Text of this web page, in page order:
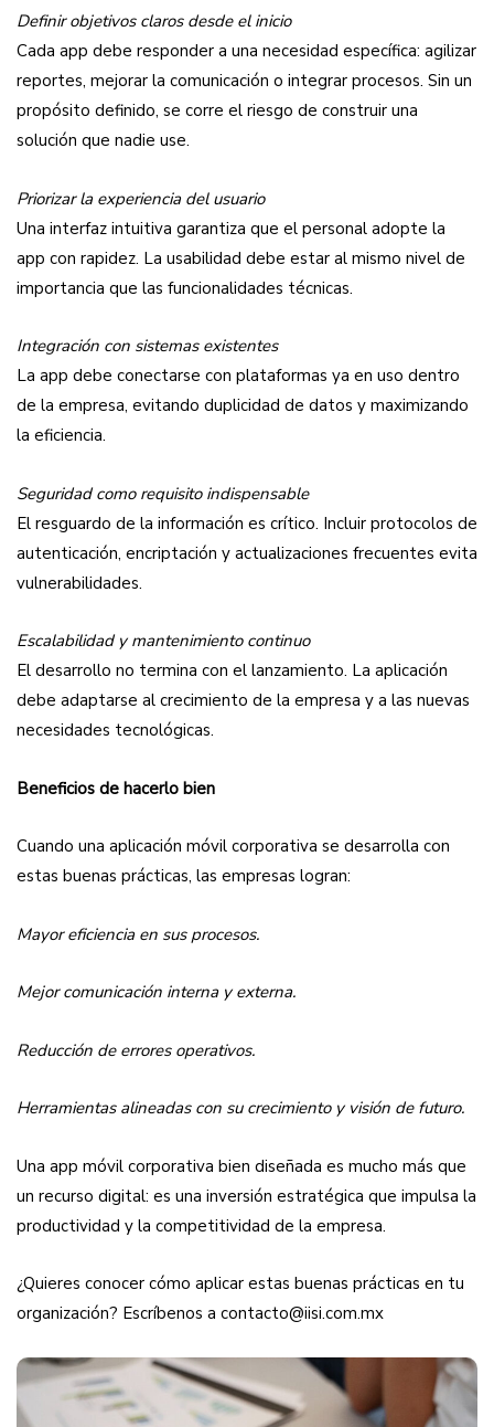
Definir objetivos claros desde el inicio
Cada app debe responder a una necesidad específica: agilizar
reportes, mejorar la comunicación o integrar procesos. Sin un
propósito definido, se corre el riesgo de construir una
solución que nadie use.
Priorizar la experiencia del usuario
Una interfaz intuitiva garantiza que el personal adopte la
app con rapidez. La usabilidad debe estar al mismo nivel de
importancia que las funcionalidades técnicas.
Integración con sistemas existentes
La app debe conectarse con plataformas ya en uso dentro
de la empresa, evitando duplicidad de datos y maximizando
la eficiencia.
Seguridad como requisito indispensable
El resguardo de la información es crítico. Incluir protocolos de
autenticación, encriptación y actualizaciones frecuentes evita
vulnerabilidades.
Escalabilidad y mantenimiento continuo
El desarrollo no termina con el lanzamiento. La aplicación
debe adaptarse al crecimiento de la empresa y a las nuevas
necesidades tecnológicas.
Beneficios de hacerlo bien
Cuando una aplicación móvil corporativa se desarrolla con
estas buenas prácticas, las empresas logran:
Mayor eficiencia en sus procesos.
Mejor comunicación interna y externa.
Reducción de errores operativos.
Herramientas alineadas con su crecimiento y visión de futuro.
Una app móvil corporativa bien diseñada es mucho más que
un recurso digital: es una inversión estratégica que impulsa la
productividad y la competitividad de la empresa.
¿Quieres conocer cómo aplicar estas buenas prácticas en tu
organización? Escríbenos a contacto@iisi.com.mx